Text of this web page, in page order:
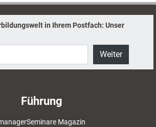
in Ihrem Postfach: Unser
Weiter
Führung
Magazin